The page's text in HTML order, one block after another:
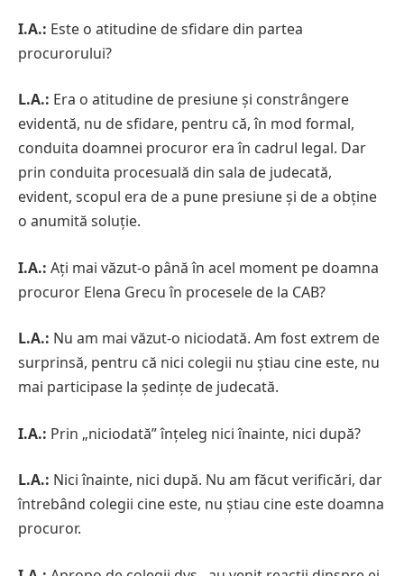
I.A.: Este o atitudine de sfidare din partea
procurorului?
L.A.: Era o atitudine de presiune și constrângere
evidentă, nu de sfidare, pentru că, în mod formal,
conduita doamnei procuror era în cadrul legal. Dar
prin conduita procesuală din sala de judecată,
evident, scopul era de a pune presiune și de a obține
o anumită soluție.
I.A.: Ați mai văzut-o până în acel moment pe doamna
procuror Elena Grecu în procesele de la CAB?
L.A.: Nu am mai văzut-o niciodată. Am fost extrem de
surprinsă, pentru că nici colegii nu știau cine este, nu
mai participase la ședințe de judecată.
I.A.: Prin „niciodată” înțeleg nici înainte, nici după?
L.A.: Nici înainte, nici după. Nu am făcut verificări, dar
întrebând colegii cine este, nu știau cine este doamna
procuror.